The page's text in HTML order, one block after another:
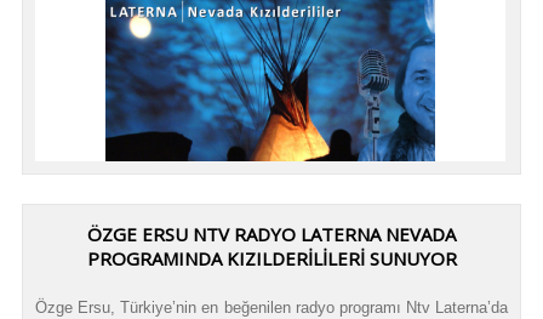
ÖZGE ERSU NTV RADYO LATERNA NEVADA
PROGRAMINDA KIZILDERİLİLERİ SUNUYOR
Özge Ersu, Türkiye’nin en beğenilen radyo programı Ntv Laterna’da